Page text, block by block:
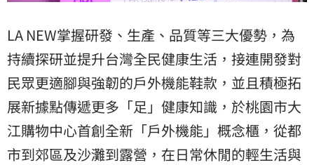
LA NEW掌握研發、⽣產、品質等三⼤優勢，為
持續探研並提升台灣全民健康生活，接連開發對
民眾更適腳與強韌的戶外機能鞋款，並且積極拓
展新據點傳遞更多「足」健康知識，於桃園市大
江購物中心首創全新「戶外機能」概念櫃，從都
市到郊區及沙灘到露營，在日常休閒的輕生活與